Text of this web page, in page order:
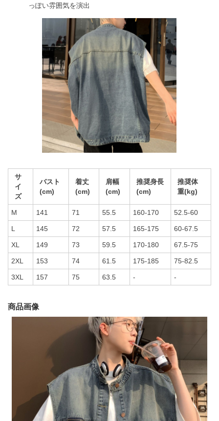
っぽい雰囲気を演出
サ
イ
ズ
バスト
(cm)
着丈
(cm)
肩幅
(cm)
推奨身長
(cm)
推奨体
重(kg)
M 141 71 55.5 160-170 52.5-60
L 145 72 57.5 165-175 60-67.5
XL 149 73 59.5 170-180 67.5-75
2XL 153 74 61.5 175-185 75-82.5
3XL 157 75 63.5 - -
商品画像